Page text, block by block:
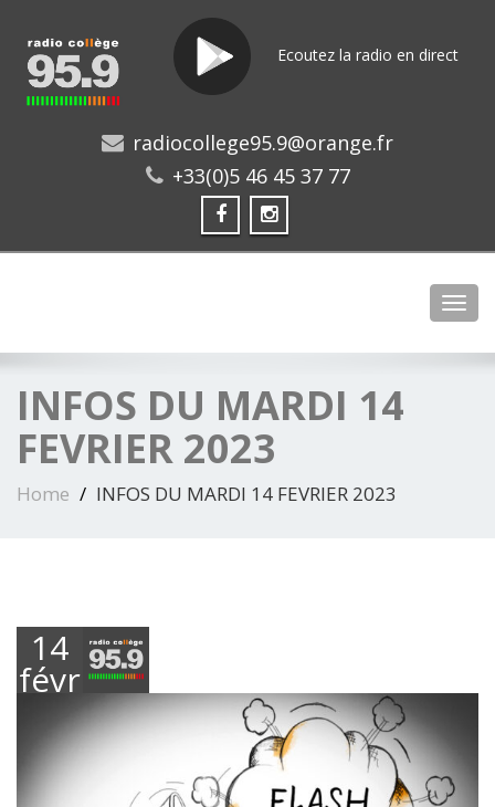
Ecoutez la radio en direct
radiocollege95.9@orange.fr
+33(0)5 46 45 37 77
INFOS DU MARDI 14
FEVRIER 2023
Home INFOS DU MARDI 14 FEVRIER 2023
14
février
2023